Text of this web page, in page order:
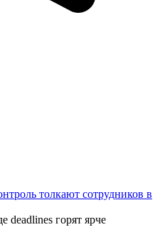
толкают сотрудников в
deadlines горят ярче